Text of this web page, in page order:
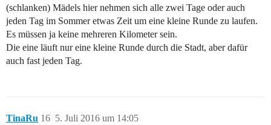
(schlanken) Mädels hier nehmen sich alle zwei Tage oder auch
jeden Tag im Sommer etwas Zeit um eine kleine Runde zu laufen.
Es müssen ja keine mehreren Kilometer sein.
Die eine läuft nur eine kleine Runde durch die Stadt, aber dafür
auch fast jeden Tag.
TinaRu 5. Juli 2016 um 14:05
16